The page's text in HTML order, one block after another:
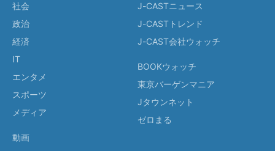
社会
政治
経済
IT
エンタメ
スポーツ
メディア
動画
J-CASTニュース
J-CASTトレンド
J-CAST会社ウォッチ
BOOKウォッチ
東京バーゲンマニア
Jタウンネット
ゼロまる